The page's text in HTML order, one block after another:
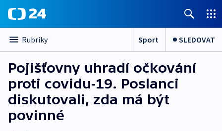
Rubriky Sport SLEDOVAT
Pojišťovny uhradí očkování
proti covidu-19. Poslanci
diskutovali, zda má být
povinné